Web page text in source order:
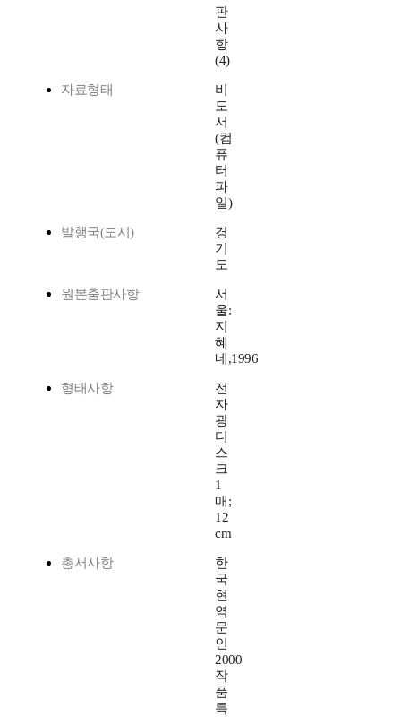
판
사
항
(4)
자료형태
비
도
서
(컴
퓨
터
파
일)
발행국(도시)
경
기
도
원본출판사항
서
울:
지
혜
네,1996
형태사항
전
자
광
디
스
크
1
매;
12
cm
총서사항
한
국
현
역
문
인
2000
작
품
특